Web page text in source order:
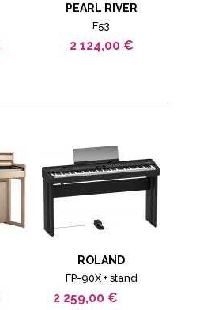
PEARL RIVER
F53
2 124,00 €
ROLAND
FP-90X + stand
2 259,00 €